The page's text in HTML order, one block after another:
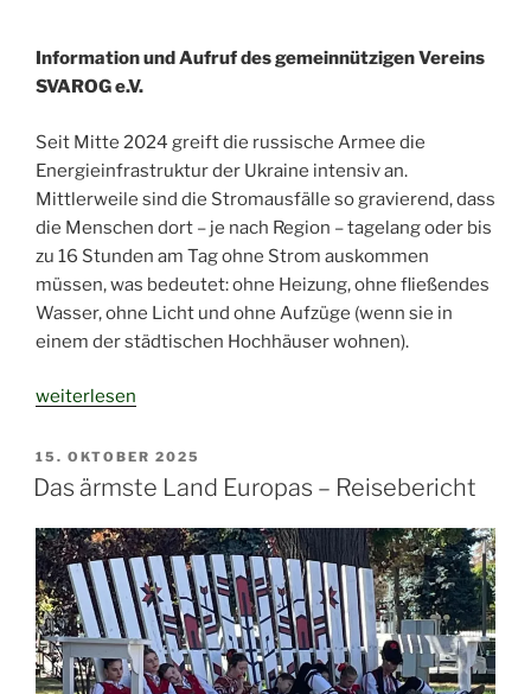
Information und Aufruf des gemeinnützigen Vereins
SVAROG e.V.
Seit Mitte 2024 greift die russische Armee die
Energieinfrastruktur der Ukraine intensiv an.
Mittlerweile sind die Stromausfälle so gravierend, dass
die Menschen dort – je nach Region – tagelang oder bis
zu 16 Stunden am Tag ohne Strom auskommen
müssen, was bedeutet: ohne Heizung, ohne fließendes
Wasser, ohne Licht und ohne Aufzüge (wenn sie in
einem der städtischen Hochhäuser wohnen).
„Solarpanels
Generatoren
–
Energie
gegen
Bombardierungen“
weiterlesen
VERÖFFENTLICHT
AM
15. OKTOBER 2025
Das ärmste Land Europas – Reisebericht